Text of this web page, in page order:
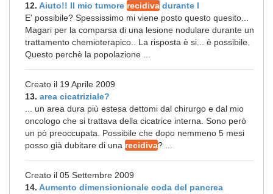
12. Aiuto!! Il mio tumore recidiva durante l
E' possibile? Spessissimo mi viene posto questo quesito...
Magari per la comparsa di una lesione nodulare durante un
trattamento chemioterapico.. La risposta è si... è possibile.
Questo perchè la popolazione ...
Creato il 19 Aprile 2009
13. area cicatriziale?
... un area dura più estesa dettomi dal chirurgo e dal mio
oncologo che si trattava della cicatrice interna. Sono però
un pò preoccupata. Possibile che dopo nemmeno 5 mesi
posso già dubitare di una recidiva? ...
Creato il 05 Settembre 2009
14. Aumento dimensionionale coda del pancrea